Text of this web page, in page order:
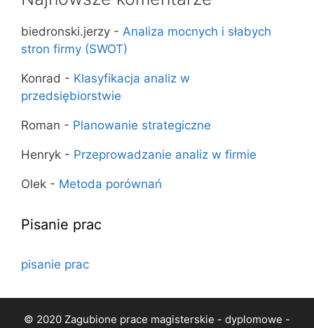
biedronski.jerzy - Analiza mocnych i słabych
stron firmy (SWOT)
Konrad - Klasyfikacja analiz w
przedsiębiorstwie
Roman - Planowanie strategiczne
Henryk - Przeprowadzanie analiz w firmie
Olek - Metoda porównań
Pisanie prac
pisanie prac
© 2020 Zagubione prace magisterskie - dyplomowe -